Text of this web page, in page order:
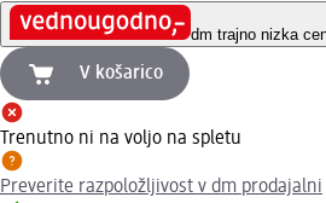
dm trajno nizka
V košarico
Trenutno ni na voljo na spletu
Preverite razpoložljivost v dm prodajalni